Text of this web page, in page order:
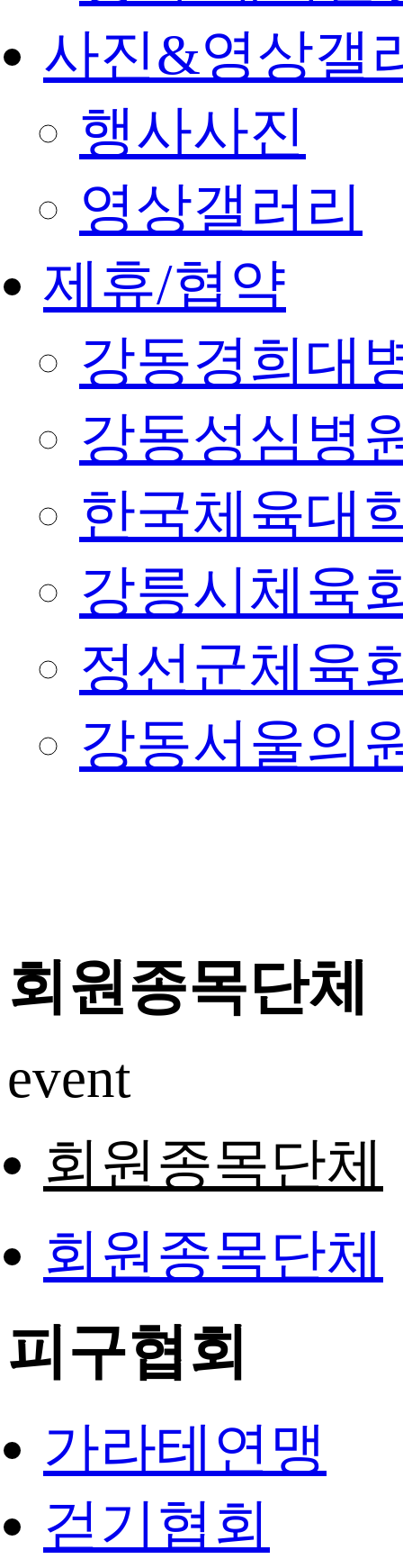
사진&영상갤
행사사진
영상갤러리
제휴/협약
강동경희대
강동성심병
한국체육대
강릉시체육
정선군체육
강동서울의
회원종목단체
event
회원종목단체
회원종목단체
피구협회
가라테연맹
걷기협회